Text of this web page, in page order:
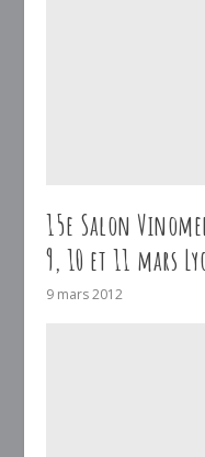
15e Salon
9, 10 et 11 mars
9 mars 2012